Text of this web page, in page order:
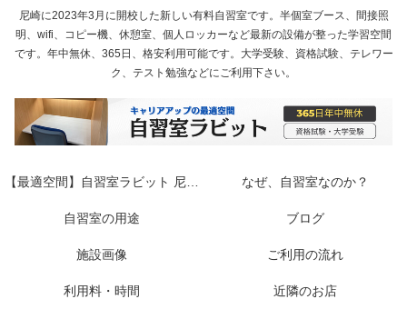
尼崎に2023年3月に開校した新しい有料自習室です。半個室ブース、間接照
明、wifi、コピー機、休憩室、個人ロッカーなど最新の設備が整った学習空間
です。年中無休、365日、格安利用可能です。大学受験、資格試験、テレワー
ク、テスト勉強などにご利用下さい。
【最適空間】自習室ラビット 尼崎
2023年新設の最新設備 大学受験 資
格試験
なぜ、自習室なのか？
自習室の用途 ブログ
施設画像 ご利用の流れ
利用料・時間 近隣のお店